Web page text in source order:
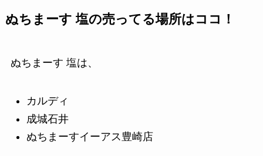
ぬちまーす 塩の売ってる場所はココ！
ぬちまーす 塩は、
カルディ
成城石井
ぬちまーすイーアス豊崎店